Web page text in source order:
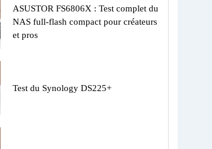
ASUSTOR FS6806X : Test complet du
NAS full-flash compact pour créateurs
et pros
Test du Synology DS225+